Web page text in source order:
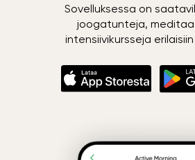
Sovelluksessa on
joogatunteja,
intensiivikursseja